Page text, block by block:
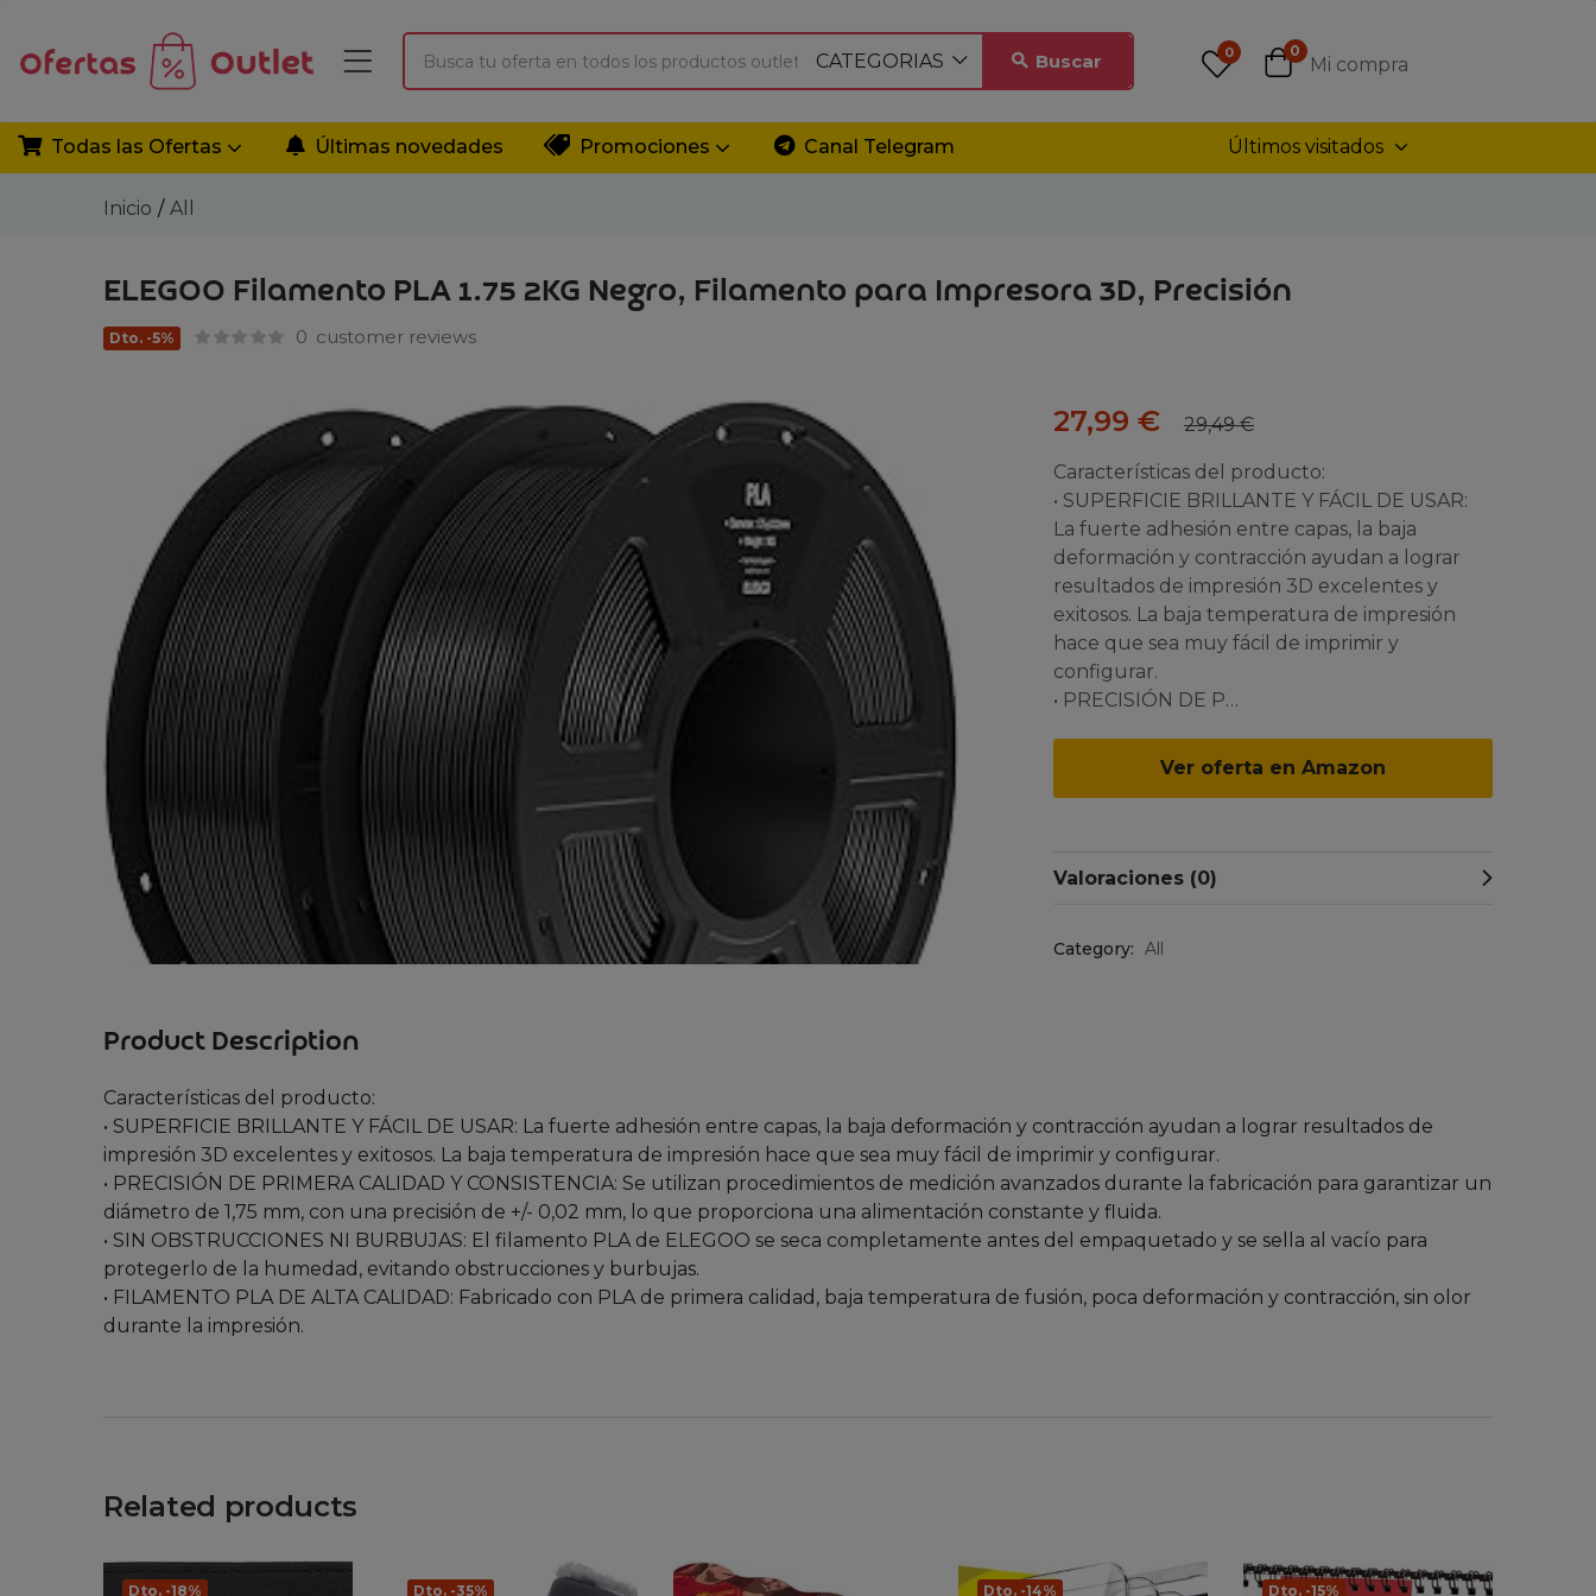
CATEGORIAS Buscar 0 0
Mi compra
Todas las Ofertas Últimas novedades Promociones Canal Telegram Últimos visitados
Inicio All
ELEGOO Filamento PLA 1.75 2KG Negro, Filamento para Impresora 3D, Precisión
Dto. -5% 0 customer reviews
27,99 € 29,49€
Características del producto:
• SUPERFICIE BRILLANTE Y FÁCIL DE USAR:
La fuerte adhesión entre capas, la baja
deformación y contracción ayudan a lograr
resultados de impresión 3D excelentes y
exitosos. La baja temperatura de impresión
hace que sea muy fácil de imprimir y
configurar.
• PRECISIÓN DE P…
Ver oferta en Amazon
Valoraciones (0)
Category: All
Product Description
Características del producto:
• SUPERFICIE BRILLANTE Y FÁCIL DE USAR: La fuerte adhesión entre capas, la baja deformación y contracción ayudan a lograr resultados de
impresión 3D excelentes y exitosos. La baja temperatura de impresión hace que sea muy fácil de imprimir y configurar.
• PRECISIÓN DE PRIMERA CALIDAD Y CONSISTENCIA: Se utilizan procedimientos de medición avanzados durante la fabricación para garantizar un
diámetro de 1,75 mm, con una precisión de +/- 0,02 mm, lo que proporciona una alimentación constante y fluida.
• SIN OBSTRUCCIONES NI BURBUJAS: El filamento PLA de ELEGOO se seca completamente antes del empaquetado y se sella al vacío para
protegerlo de la humedad, evitando obstrucciones y burbujas.
• FILAMENTO PLA DE ALTA CALIDAD: Fabricado con PLA de primera calidad, baja temperatura de fusión, poca deformación y contracción, sin olor
durante la impresión.
Related products
Dto. -18% Dto. -35% Dto. -14% Dto. -15%